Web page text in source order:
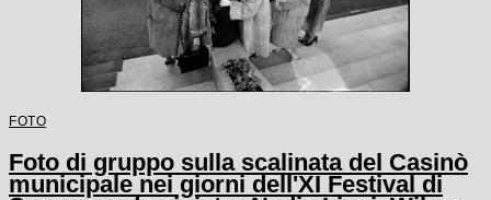
FOTO
Foto di gruppo sulla scalinata del Casinò
municipale nei giorni dell'XI Festival di